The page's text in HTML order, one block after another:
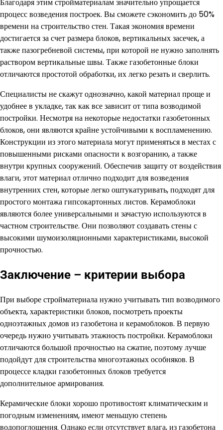
процесс возведения построек. Вы сможете сэкономить до 50%
времени на строительство стен. Такая экономия времени
достигается за счет размера блоков, вертикальных засечек, а
также пазогребневой системы, при которой не нужно заполнять
раствором вертикальные швы. Также газобетонные блоки
отличаются простотой обработки, их легко резать и сверлить.
Специалисты не скажут однозначно, какой материал проще и
удобнее в укладке, так как все зависит от типа возводимой
постройки. Несмотря на некоторые недостатки газобетонных
блоков, они являются крайне устойчивыми к воспламенению.
Конструкции из этого материала могут применяться в местах с
повышенными рисками опасности к возгоранию, а также
внутри крупных сооружений. Обеспечив защиту от воздействия
влаги, этот материал отлично подходит для возведения
внутренних стен, которые легко оштукатуривать, подходят для
простого монтажа гипсокартонных листов. Керамоблоки
являются более универсальными и зачастую используются в
частном строительстве. Они позволяют создавать стены с
высокими шумоизоляционными характеристиками, высокой
прочностью.
Заключение – критерии выбора
При выборе стройматериала нужно учитывать тип возводимого
объекта, характеристики блоков, посмотреть проекты
одноэтажных домов из газобетона и керамоблоков. В первую
очередь нужно учитывать этажность постройки. Керамоблоки
отличаются большой прочностью на сжатие, поэтому лучше
подойдут для строительства многоэтажных особняков. В
процессе кладки газобетонных блоков требуется
дополнительное армирования.
Керамические блоки хорошо противостоят климатическим и
погодным изменениям, имеют меньшую степень
водопоглощения. Однако если отсутствует влага, из газобетона